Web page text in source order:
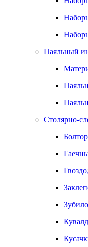
Паяльный
Столярно-